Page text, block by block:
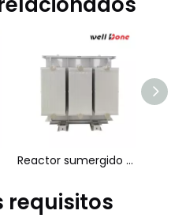
Reactor sumergido en aceite
requisitos